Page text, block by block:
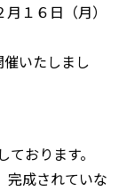
１６日（月）
いたしまし
おります。
完成されていな